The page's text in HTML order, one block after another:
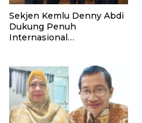
Sekjen Kemlu Denny Abdi
Dukung Penuh
Internasional